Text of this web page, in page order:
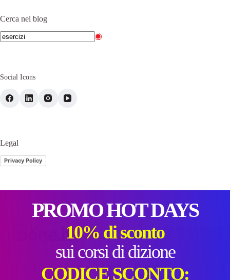
Cerca nel blog
Social Icons
Legal
Privacy Policy
Chi siamo Contatti
Docenti
Corsi Aziendali
FAQ Condizioni d’uso
PROMO HOT DAYS
10% di sconto
sui corsi di dizione
CODICE SCONTO: